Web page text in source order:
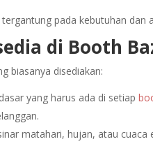
pada kebutuhan dan
di Booth
biasanya disediakan:
yang harus ada di setiap
matahari, hujan, atau